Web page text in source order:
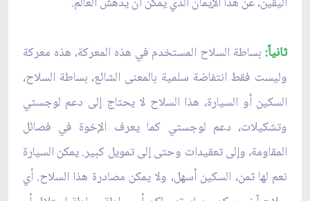
ثانياً:بساطة السلاح المستخدم في هذه المعركة، هذه معركة
وليست فقط انتفاضة سلمية بالمعنى الشائع، بساطة السلاح،
السكين أو السيارة، هذا السلاح لا يحتاج إلى دعم لوجستي
وتشكيلات، دعم لوجستي كما يعرف الإخوة في فصائل
المقاومة، وإلى تعقيدات وحتى إلى تمويل كبير. يمكن السيارة
نعم لها ثمن، السكين أسهل، ولا يمكن مصادرة هذا السلاح. أي